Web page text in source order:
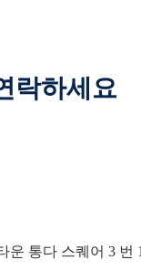
락하세요
운 통다 스퀘어 3 번